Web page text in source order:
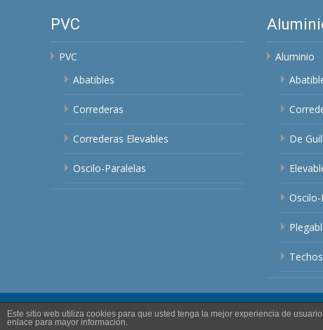
PVC
PVC
Abatibles
Correderas
Correderas Elevables
Oscilo-Paralelas
Aluminio
De
Oscilo-
Copyright © Cerrajeria Nogales
Este sitio web utiliza cookies para que usted tenga la mejor experiencia de
enlace para mayor información.